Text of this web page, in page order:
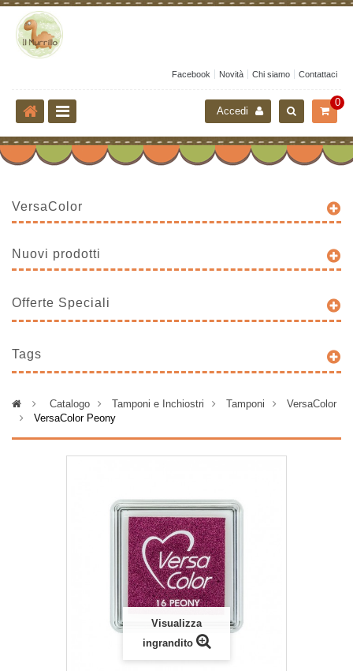
Facebook Novità Chi siamo Contattaci
0
Accedi
VersaColor
Nuovi prodotti
Offerte Speciali
Tags
> Catalogo > Tamponi e Inchiostri > Tamponi >
VersaColor
>
VersaColor Peony
Visualizza
ingrandito